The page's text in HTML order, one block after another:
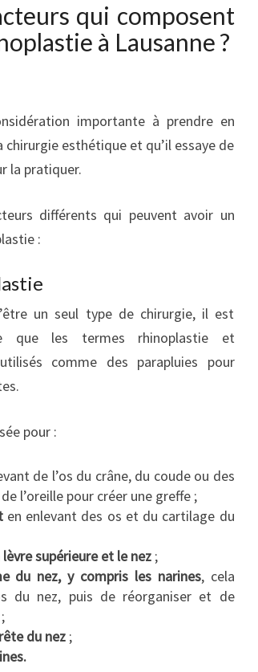
qui composent
à Lausanne ?
importante à prendre en
esthétique et qu’il essaye de
la pratiquer.
différents qui peuvent avoir un
:
un seul type de chirurgie, il est
que les termes rhinoplastie et
comme des parapluies pour
pour :
de l’os du crâne, du coude ou des
l’oreille pour créer une greffe ;
en enlevant des os et du cartilage du
supérieure et le nez ;
du nez, y compris les narines, cela
du nez, puis de réorganiser et de
du nez ;